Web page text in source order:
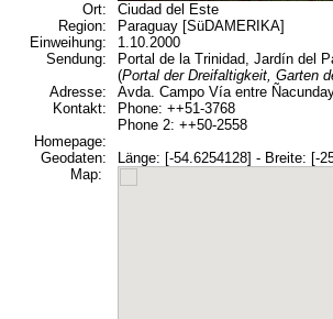
Ort:
Ciudad del Este
Region:
Paraguay [SüDAMERIKA]
Einweihung:
1.10.2000
Sendung:
Portal de la Trinidad, Jardín del
(Portal der Dreifaltigkeit, Garten
Adresse:
Avda. Campo Vía entre
Kontakt:
Phone: ++51-3768
Phone 2: ++50-2558
Homepage:
Geodaten:
Länge: [-54.6254128] - Breite: [-
Map: